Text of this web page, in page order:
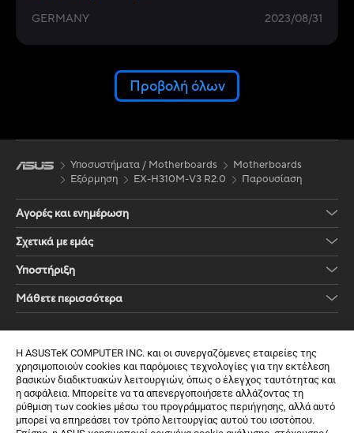
Η ASUSTeK COMPUTER INC. και οι συνεργαζόμενες εταιρείες της
χρησιμοποιούν cookies και παρόμοιες τεχνολογίες για την εκτέλεση
βασικών διαδικτυακών λειτουργιών, όπως ο έλεγχος ταυτότητας και
η ασφάλεια. Μπορείτε να τα απενεργοποιήσετε αλλάζοντας τη
ρύθμιση των cookies μέσω του προγράμματος περιήγησης, αλλά αυτό
μπορεί να επηρεάσει τον τρόπο λειτουργίας αυτού του ισοτόπου.
GERMANY 2023/08/31
Προβολή όλων
Υποσυστήματα / Motherboards
Motherboards
Εξόρμηση
EX-H310M-V3 R2.0 Παρουσίαση
Αγορές και ενημέρωση
Σχετικά με εμάς
Υποστήριξη
Μάθετε περισσότερα
Εγγραφή